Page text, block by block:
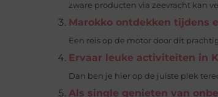
zware producten via zeevracht kan
Marokko ontdekken tijdens
Een reis op de motor door dit
Ervaar leuke activiteiten in
Dan ben je hier op de juiste plek
Als single genieten van